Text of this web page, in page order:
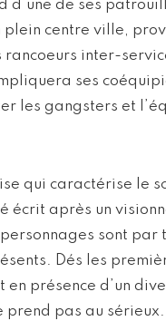
de ses
plein centre ville,
inter-
ses
les gangsters et
qui caractérise le
écrit après un
sont
Dés les
en présence d’un
prend pas au